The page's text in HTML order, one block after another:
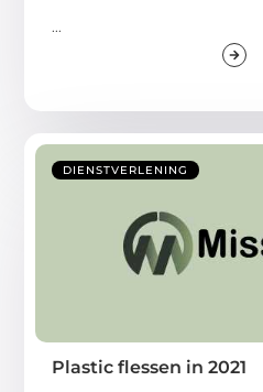
...
DIENSTVERLENING
Plastic flessen in 2021